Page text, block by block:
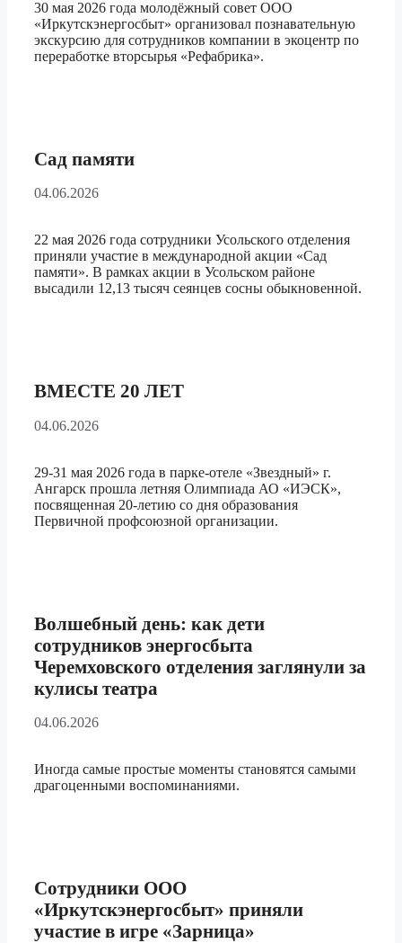
30 мая 2026 года молодёжный совет ООО
«Иркутскэнергосбыт» организовал познавательную
экскурсию для сотрудников компании в экоцентр по
переработке вторсырья «Рефабрика».
Сад памяти
04.06.2026
22 мая 2026 года сотрудники Усольского отделения
приняли участие в международной акции «Сад
памяти». В рамках акции в Усольском районе
высадили 12,13 тысяч сеянцев сосны обыкновенной.
ВМЕСТЕ 20 ЛЕТ
04.06.2026
29-31 мая 2026 года в парке-отеле «Звездный» г.
Ангарск прошла летняя Олимпиада АО «ИЭСК»,
посвященная 20-летию со дня образования
Первичной профсоюзной организации.
Волшебный день: как дети
сотрудников энергосбыта
Черемховского отделения заглянули за
кулисы театра
04.06.2026
Иногда самые простые моменты становятся самыми
драгоценными воспоминаниями.
Сотрудники ООО
«Иркутскэнергосбыт» приняли
участие в игре «Зарница»